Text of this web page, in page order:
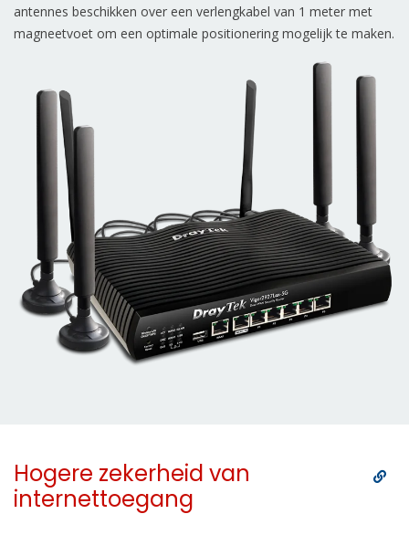
antennes beschikken over een verlengkabel van 1 meter met
magneetvoet om een optimale positionering mogelijk te maken.
Hogere zekerheid van
internettoegang